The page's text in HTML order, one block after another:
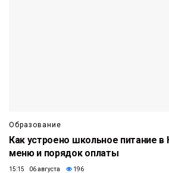
Образование
Как устроено школьное питание в
меню и порядок оплаты
15:15 06 августа 196